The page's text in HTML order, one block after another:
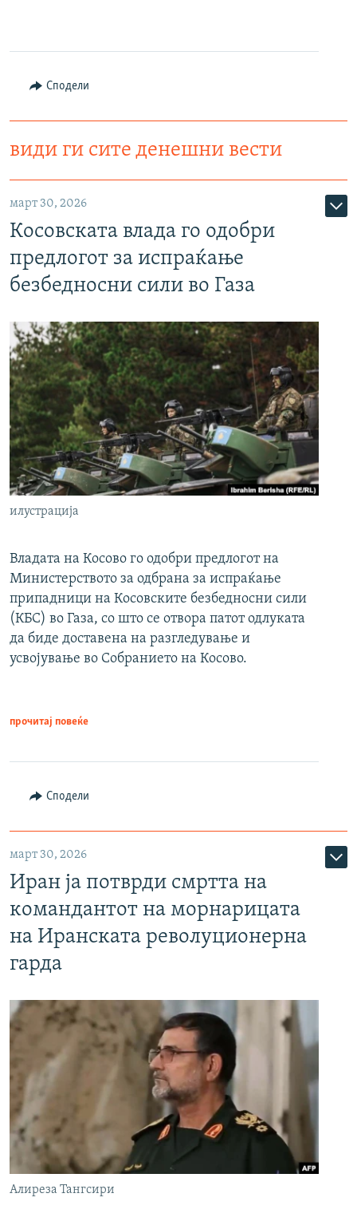
Сподели
види ги сите денешни вести
март 30, 2026
Косовската влада го одобри
предлогот за испраќање
безбедносни сили во Газа
илустрација
Владата на Косово го одобри предлогот на
Министерството за одбрана за испраќање
припадници на Косовските безбедносни сили
(КБС) во Газа, со што се отвора патот одлуката
да биде доставена на разгледување и
усвојување во Собранието на Косово.
прочитај повеќе
Сподели
март 30, 2026
Иран ја потврди смртта на
командантот на морнарицата
на Иранската револуционерна
гарда
Алиреза Тангсири